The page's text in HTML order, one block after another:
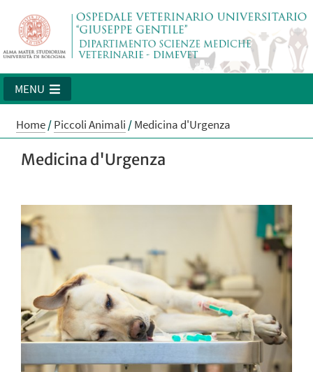
MENU
Home/Piccoli Animali /Medicina d'Urgenza
Medicina d'Urgenza